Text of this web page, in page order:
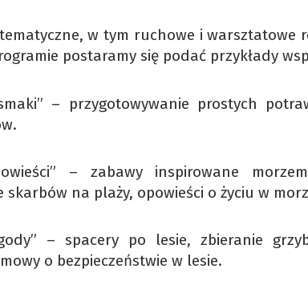
w tym ruchowe i warsztatowe
postaramy się podać przykłady
– przygotowywanie prostych
– zabawy inspirowane
skarbów na plaży, opowieści o życiu w
– spacery po lesie, zbieranie
o bezpieczeństwie w lesie.